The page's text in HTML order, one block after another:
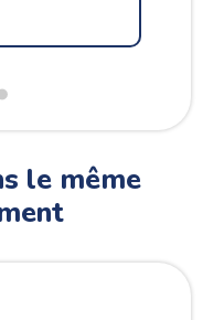
le même